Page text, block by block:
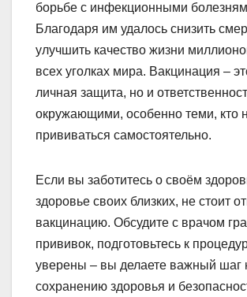
борьбе с инфекционными
Благодаря им удалось снизить
улучшить качество жизни
всех уголках мира. Вакцинация –
личная защита, но и
окружающими, особенно теми, кто
прививаться самостоятельно.
Если вы заботитесь о своём
здоровье своих близких, не стоит
вакцинацию. Обсудите с врачом
прививок, подготовьтесь к
уверены – вы делаете важный шаг
сохранению здоровья и